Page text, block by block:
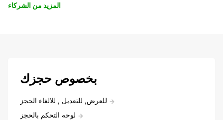
المزيد من الشركاء
بخصوص حجزك
للعرض, للتعديل , للالغاء الحجز
لوحه التحكم بالحجز